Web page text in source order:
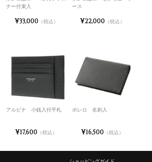
ナー付束入
¥33,000（税込）
ース
¥22,000（税込）
アルピナ 小銭入付平札
¥17,600 （税込）
ボレロ 名刺入
¥16,500（税込）